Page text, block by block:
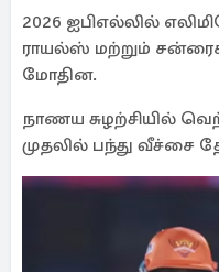
2026 ஐபிஎல்லில்
ராயல்ஸ் மற்றும்
மோதின.
நாணய சுழற்சியில்
முதலில் பந்து வீச்சை